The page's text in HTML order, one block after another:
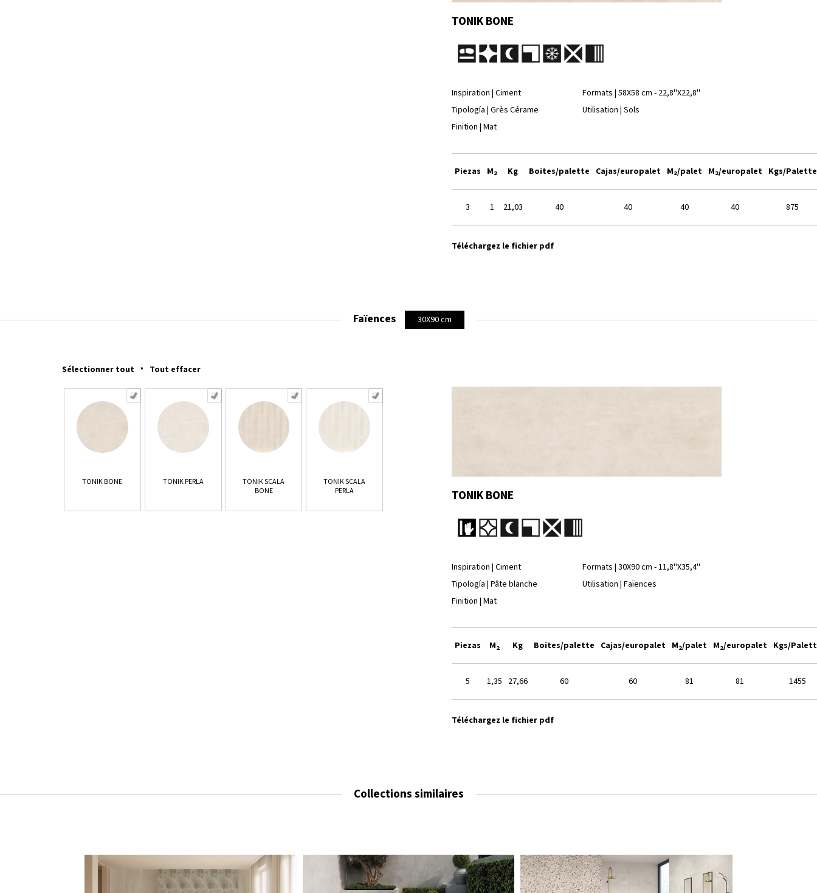
TONIK BONE
Inspiration | Ciment
Formats | 58X58 cm - 22,8''X22,8''
Tipología | Grès Cérame
Utilisation | Sols
Finition | Mat
Piezas M2 Kg Boites/palette Cajas/europalet M2/palet M2/europalet Kgs/Palette
3 1 21,03 40 40 40 40 875
Téléchargez le fichier pdf
Faïences 30X90 cm
Sélectionner tout · Tout effacer
TONIK BONE TONIK PERLA
TONIK SCALA
BONE
TONIK SCALA
PERLA
TONIK BONE
Inspiration | Ciment
Formats | 30X90 cm - 11,8''X35,4''
Tipología | Pâte blanche
Utilisation | Faïences
Finition | Mat
Piezas M2 Kg Boites/palette Cajas/europalet M2/palet M2/europalet Kgs/
5 1,35 27,66 60 60 81 81 1455
Téléchargez le fichier pdf
Collections similaires